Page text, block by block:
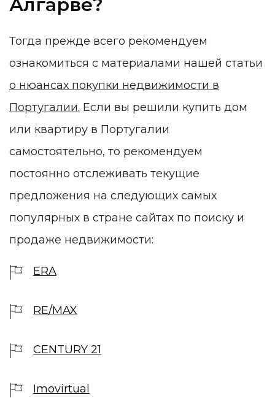
Алгарве?
Тогда прежде всего рекомендуем
ознакомиться с материалами нашей статьи
о нюансах покупки недвижимости в
Португалии. Если вы решили купить дом
или квартиру в Португалии
самостоятельно, то рекомендуем
постоянно отслеживать текущие
предложения на следующих самых
популярных в стране сайтах по поиску и
продаже недвижимости:
ERA
RE/MAX
CENTURY 21
Imovirtual